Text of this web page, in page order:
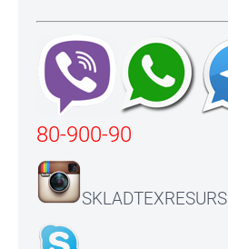
80-900-90
SKLADTEXRESURS